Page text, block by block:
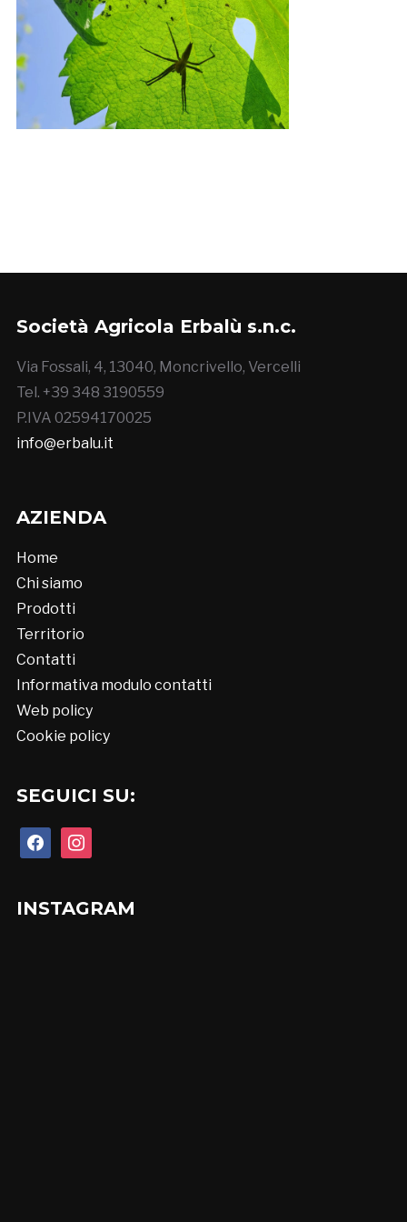
Società Agricola Erbalù s.n.c.
Via Fossali, 4, 13040, Moncrivello, Vercelli
Tel. +39 348 3190559
P.IVA 02594170025
info@erbalu.it
AZIENDA
Home
Chi siamo
Prodotti
Territorio
Contatti
Informativa modulo contatti
Web policy
Cookie policy
SEGUICI SU:
facebookinstagram
INSTAGRAM